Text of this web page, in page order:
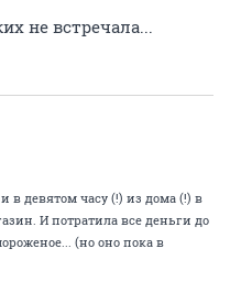
не встречала...
в девятом часу (!) из дома (!) в
И потратила все деньги до
(но оно пока в